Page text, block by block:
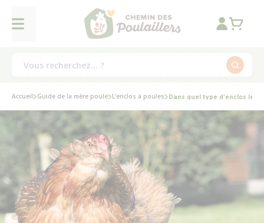
Accueil Guide de la mère poule L'enclos à poules Dans quel type d'enclos les